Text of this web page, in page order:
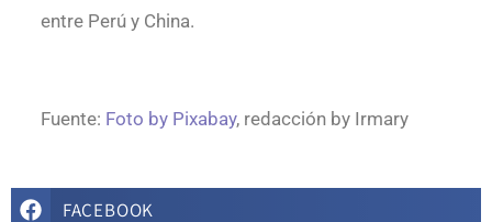
entre Perú y China.
Fuente: Foto by Pixabay, redacción by Irmary
FACEBOOK